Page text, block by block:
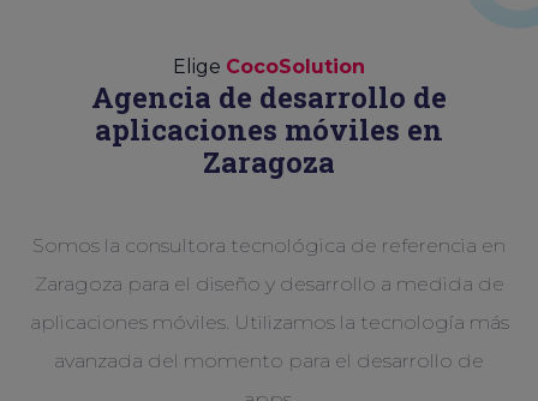
Elige CocoSolution
Agencia de desarrollo de
aplicaciones móviles en
Zaragoza
Somos la consultora tecnológica de referencia en
Zaragoza para el diseño y desarrollo a medida de
aplicaciones móviles. Utilizamos la tecnología más
avanzada del momento para el desarrollo de